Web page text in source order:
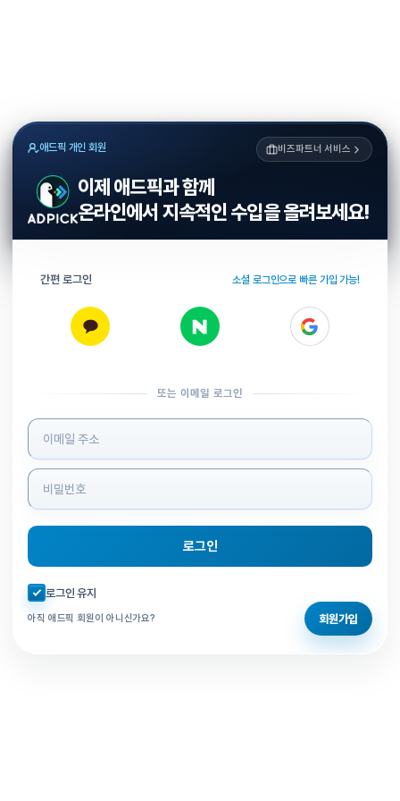
애드픽 개인 회원 비즈파트너 서비스
이제 애드픽과 함께
온라인에서 지속적인 수입을 올려보세요!
간편 로그인 소셜 로그인으로 빠른 가입 가능!
또는 이메일 로그인
로그인 정보 입력
로그인
자동로그인 체크
로그인 유지
아직 애드픽 회원이 아니신가요? 회원가입